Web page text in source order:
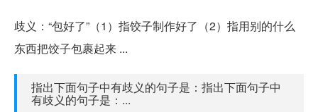
歧义：“包好了”（1）指饺子制作好了（2）指用别的什么
东西把饺子包裹起来 ...
指出下面句子中有歧义的句子是：指出下面句子中
有歧义的句子是：...